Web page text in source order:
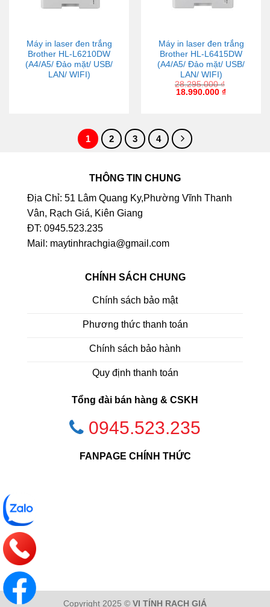
Máy in laser đen trắng
Brother HL-L6210DW
(A4/A5/ Đảo mặt/ USB/
LAN/ WIFI)
Máy in laser đen trắng
Brother HL-L6415DW
(A4/A5/ Đảo mặt/ USB/
LAN/ WIFI)
28.295.000₫
18.990.000 ₫
1 2 3 4
THÔNG TIN CHUNG
Địa Chỉ: 51 Lâm Quang Ky,Phường Vĩnh Thanh
Vân, Rạch Giá, Kiên Giang
ĐT: 0945.523.235
Mail: maytinhrachgia@gmail.com
CHÍNH SÁCH CHUNG
Chính sách bảo mật
Phương thức thanh toán
Chính sách bảo hành
Quy định thanh toán
Tổng đài bán hàng & CSKH
0945.523.235
FANPAGE CHÍNH THỨC
Copyright 2025 © VI TÍNH RẠCH GIÁ